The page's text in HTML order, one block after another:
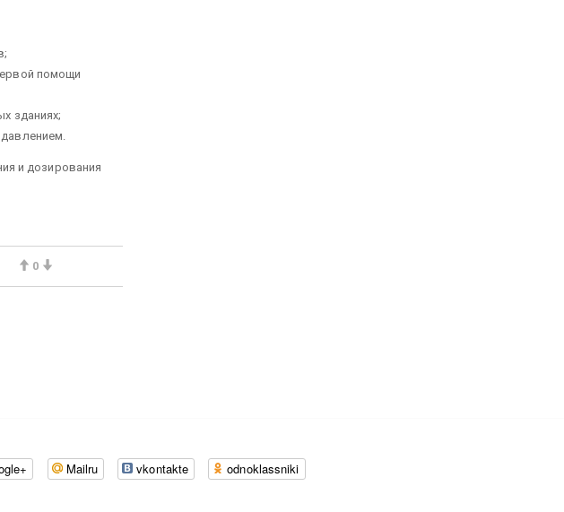
помощи
зданиях;
и дозирования
0
Mailru vkontakte odnoklassniki